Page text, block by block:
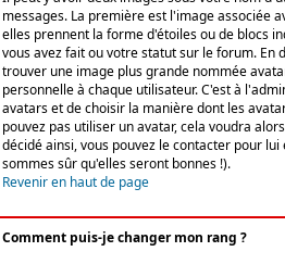
messages. La première est l'image associée
elles prennent la forme d'étoiles ou de blocs
vous avez fait ou votre statut sur le forum. En
trouver une image plus grande nommée
personnelle à chaque utilisateur. C'est à
avatars et de choisir la manière dont les
pouvez pas utiliser un avatar, cela voudra
décidé ainsi, vous pouvez le contacter pour
sommes sûr qu'elles seront bonnes !).
Revenir en haut de page
Comment puis-je changer mon rang ?